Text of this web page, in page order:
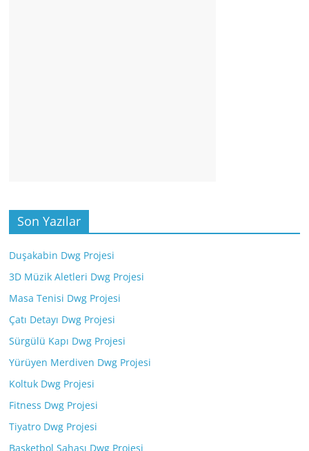
Son Yazılar
Duşakabin Dwg Projesi
3D Müzik Aletleri Dwg Projesi
Masa Tenisi Dwg Projesi
Çatı Detayı Dwg Projesi
Sürgülü Kapı Dwg Projesi
Yürüyen Merdiven Dwg Projesi
Koltuk Dwg Projesi
Fitness Dwg Projesi
Tiyatro Dwg Projesi
Basketbol Sahası Dwg Projesi